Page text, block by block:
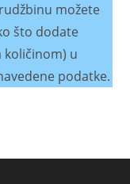
možete
što dodate
količinom) u
podatke.